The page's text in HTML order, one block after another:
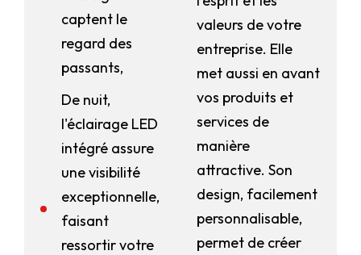
captent le
regard des
passants,
De nuit,
l'éclairage LED
intégré assure
une visibilité
exceptionnelle,
faisant
ressortir votre
valeurs de votre
entreprise. Elle
met aussi en avant
vos produits et
services de
manière
attractive. Son
design, facilement
personnalisable,
permet de créer